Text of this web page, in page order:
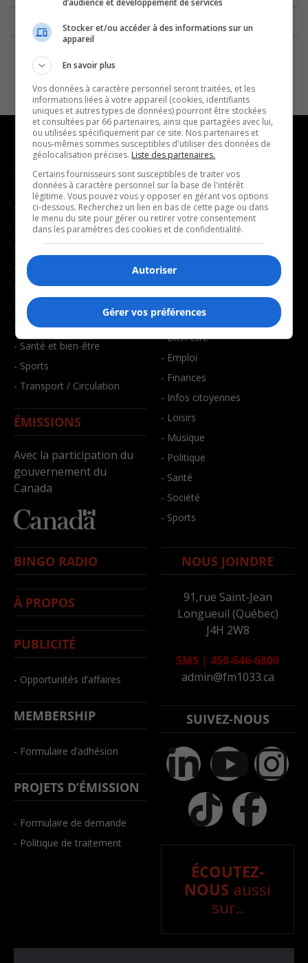
NOUVELLES
- Affaires municipales
- Communauté / Social
- Culture
- Économie
- Éducation
- Environnement
- Faits divers
- Santé et bien-être
- Sports
- Transport / Circulation
ÉMISSIONS
Avec la participation du
gouvernement du
Canada
MUSIQUE
- Décompte franco
- Joué récemment
BALADOS
- Affaires
- Art de vivre
- Bien-être
- Emploi
- Finances
- Infos citoyennes
- Loisirs
- Musique
- Politique
- Santé
- Société
- Sports
BINGO RADIO
À PROPOS
PUBLICITÉ
- Opportunités d’affaires
MEMBERSHIP
- Formulaire d’adhésion
PROJETS D’ÉMISSION
- Formulaire de demande
- Politique de traitement
NOUS JOINDRE
91,rue Saint-Jean
Longueuil (Québec)
J4H 2W8
SMS | 450-646-6800
admin@fm1033.ca
SUIVEZ-NOUS
ÉCOUTEZ-
NOUS aussi
sur..
d’audience et développement de services
Stocker et/ou accéder à des informations sur un
appareil
En savoir plus
Vos données à caractère personnel seront traitées, et les
informations liées à votre appareil (cookies, identifiants
uniques et autres types de données) pourront être stockées
et consultées par 66 partenaires, ainsi que partagées avec lui,
ou utilisées spécifiquement par ce site. Nos partenaires et
nous-mêmes sommes susceptibles d'utiliser des données de
géolocalisation précises. Liste des partenaires.
Certains fournisseurs sont susceptibles de traiter vos
données à caractère personnel sur la base de l'intérêt
légitime. Vous pouvez vous y opposer en gérant vos options
ci-dessous. Recherchez un lien en bas de cette page ou dans
le menu du site pour gérer ou retirer votre consentement
dans les paramètres des cookies et de confidentialité.
Autoriser
Gérer vos préférences